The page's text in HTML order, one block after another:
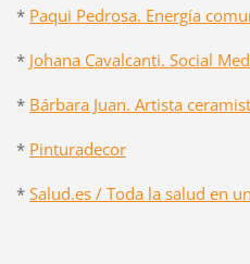
* Paqui Pedrosa. Energía
* Johana Cavalcanti. Social
* Bárbara Juan. Artista
* Pinturadecor
* Salud.es / Toda la salud en